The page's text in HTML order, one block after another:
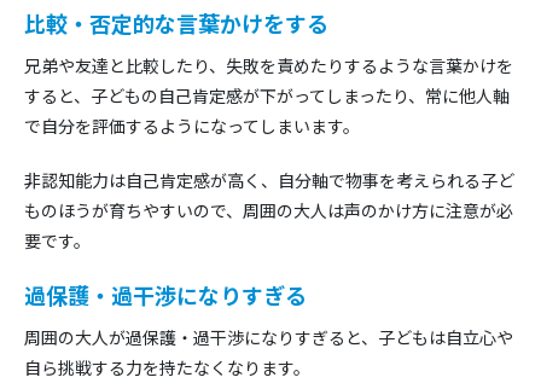
比較・否定的な言葉かけをする
兄弟や友達と比較したり、失敗を責めたりするような言葉かけを
すると、子どもの自己肯定感が下がってしまったり、常に他人軸
で自分を評価するようになってしまいます。
非認知能力は自己肯定感が高く、自分軸で物事を考えられる子ど
ものほうが育ちやすいので、周囲の大人は声のかけ方に注意が必
要です。
過保護・過干渉になりすぎる
周囲の大人が過保護・過干渉になりすぎると、子どもは自立心や
自ら挑戦する力を持たなくなります。